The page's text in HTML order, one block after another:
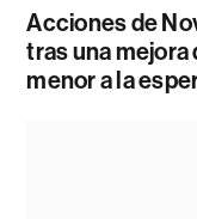
Acciones de
tras una mejora
menor a la